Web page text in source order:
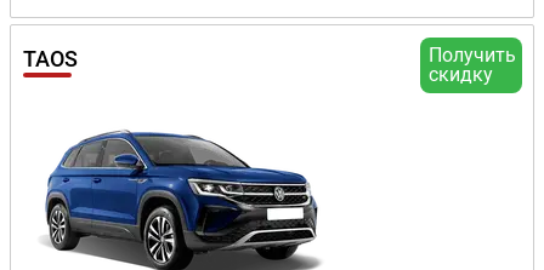
Получить
скидку
TAOS